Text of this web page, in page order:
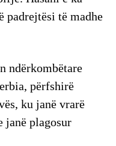
padrejtësi të madhe
ndërkombëtare
përfshirë
ku janë vrarë
janë plagosur